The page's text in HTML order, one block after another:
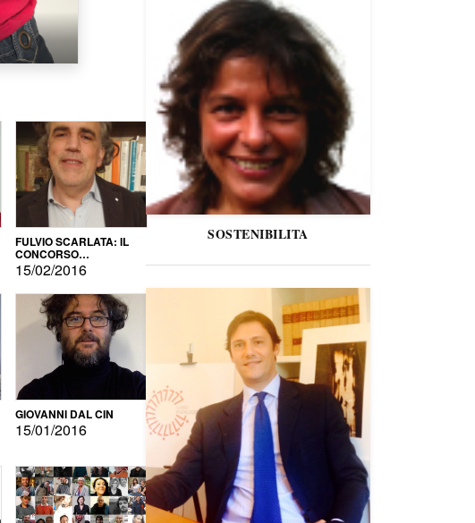
FULVIO SCARLATA: IL
CONCORSO
LETTERARIO
15/02/2016
GIOVANNI DAL CIN
15/01/2016
SOSTENIBILITA